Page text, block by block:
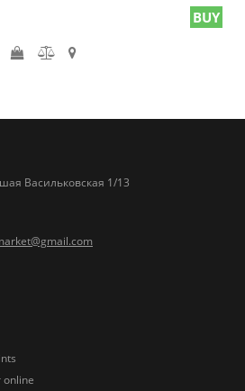
BUY
Васильковская 1/13
online